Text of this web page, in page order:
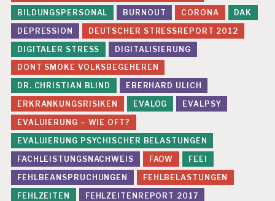
BILDUNGSPERSONAL
BURNOUT CORONA
DAK
DEPRESSION
DEUTSCHER STRESSREPORT 2012
DIGITALER STRESS
DIGITALISIERUNG
DONT SMOKE VOLKSBEGEHEREN
DR. CHRISTIAN BLIND
EBERHARD ULICH
ERKRANKUNGSRISIKEN
EVALOG
EVALPSY
EVALUIERUNG – WIE OFT?
EVALUIERUNG PSYCHISCHER BELASTUNGEN
FACHLEISTUNGSNACHWEIS
FAOW
FEEI
FEHLBEANSPRUCHUNGEN
FEHLBELASTUNGEN
FEHLZEITEN
FEHLZEITENREPORT 2017